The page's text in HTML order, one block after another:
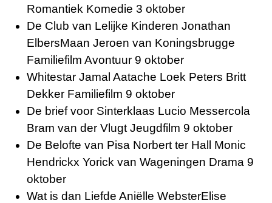
Romantiek Komedie 3 oktober
De Club van Lelijke Kinderen Jonathan
ElbersMaan Jeroen van Koningsbrugge
Familiefilm Avontuur 9 oktober
Whitestar Jamal Aatache Loek Peters Britt
Dekker Familiefilm 9 oktober
De brief voor Sinterklaas Lucio Messercola
Bram van der Vlugt Jeugdfilm 9 oktober
De Belofte van Pisa Norbert ter Hall Monic
Hendrickx Yorick van Wageningen Drama 9
oktober
Wat is dan Liefde Aniëlle WebsterElise